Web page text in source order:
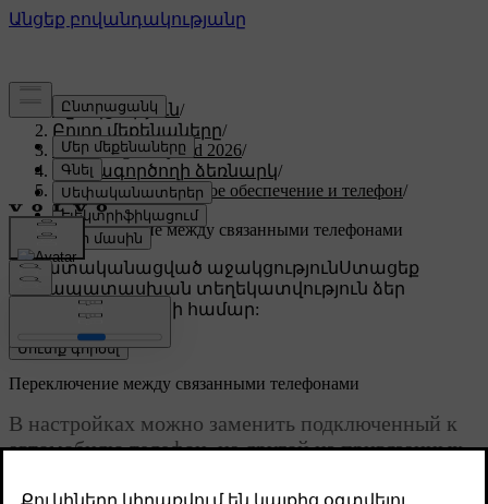
Աջակցություն/
Բոլոր մեքենաները/
XC60 Plug-in Hybrid 2026/
Օգտագործողի ձեռնարկ/
Дисплей, программное обеспечение и телефон/
Телефон/
Переключение между связанными телефонами
Անհատականացված աջակցությունՍտացեք
համապատասխան տեղեկատվություն ձեր
կոնկրետ մեքենայի համար:
Մուտք գործել
Переключение между связанными телефонами
В настройках можно заменить подключенный к
автомобилю телефон, на другой из привязанных